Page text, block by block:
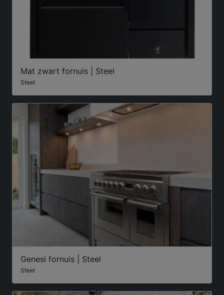
Mat zwart fornuis | Steel
Steel
Genesi fornuis | Steel
Steel